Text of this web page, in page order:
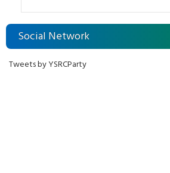
Social Network
Tweets by YSRCParty